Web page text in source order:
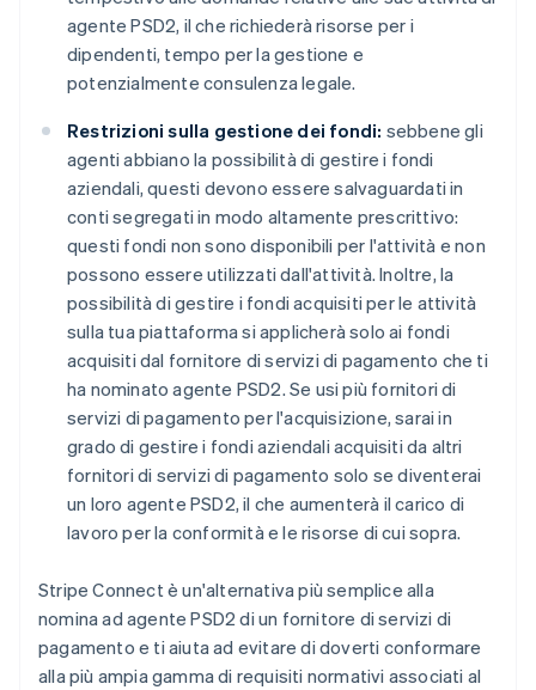
agente PSD2, il che richiederà risorse per i
dipendenti, tempo per la gestione e
potenzialmente consulenza legale.
Restrizioni sulla gestione dei fondi: sebbene gli
agenti abbiano la possibilità di gestire i fondi
aziendali, questi devono essere salvaguardati in
conti segregati in modo altamente prescrittivo:
questi fondi non sono disponibili per l'attività e non
possono essere utilizzati dall'attività. Inoltre, la
possibilità di gestire i fondi acquisiti per le attività
sulla tua piattaforma si applicherà solo ai fondi
acquisiti dal fornitore di servizi di pagamento che ti
ha nominato agente PSD2. Se usi più fornitori di
servizi di pagamento per l'acquisizione, sarai in
grado di gestire i fondi aziendali acquisiti da altri
fornitori di servizi di pagamento solo se diventerai
un loro agente PSD2, il che aumenterà il carico di
lavoro per la conformità e le risorse di cui sopra.
Stripe Connect è un'alternativa più semplice alla
nomina ad agente PSD2 di un fornitore di servizi di
pagamento e ti aiuta ad evitare di doverti conformare
alla più ampia gamma di requisiti normativi associati al
Bulgaria
English
Canada
EnglishFrançais
简体中文English
Cipro
English
EnglishItaliano
Danimarca
English
Emirati Arabi Uniti
English
English
English Svenska
Francia
FrançaisEnglish
Germania
English
Giappone
Gibilterra
English
Grecia
English